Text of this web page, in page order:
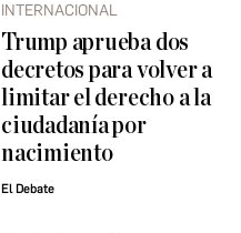
INTERNACIONAL
Trump aprueba dos
decretos para volver a
limitar el derecho a la
ciudadanía por
nacimiento
El Debate